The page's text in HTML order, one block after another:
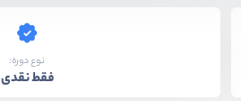
نوع دوره:
فقط نقدی